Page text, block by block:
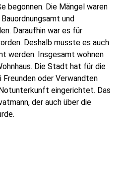
begonnen. Die Mängel waren
und
Daraufhin war es für
Deshalb musste es auch
werden. Insgesamt wohnen
Die Stadt hat für die
Freunden oder Verwandten
eingerichtet. Das
der auch über die